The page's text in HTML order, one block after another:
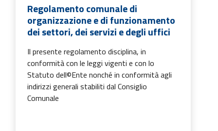
Regolamento comunale di
organizzazione e di funzionamento
dei settori, dei servizi e degli uffici
Il presente regolamento disciplina, in
conformità con le leggi vigenti e con lo
Statuto dell©Ente nonché in conformità agli
indirizzi generali stabiliti dal Consiglio
Comunale